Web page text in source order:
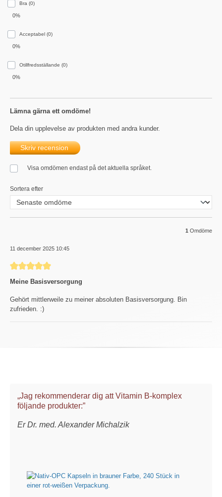
Bra (0)
0%
Acceptabel (0)
0%
Otillfredsställande (0)
0%
Lämna gärna ett omdöme!
Dela din upplevelse av produkten med andra kunder.
Skriv recension
Visa omdömen endast på det aktuella språket.
Sortera efter
1 Omdöme
11 december 2025 10:45
Recension med betyg på 5 av 5 stjärnor
Meine Basisversorgung
Gehört mittlerweile zu meiner absoluten Basisversorgung. Bin
zufrieden. :)
„Jag rekommenderar dig att Vitamin B-komplex
följande produkter:”
Er Dr. med. Alexander Michalzik